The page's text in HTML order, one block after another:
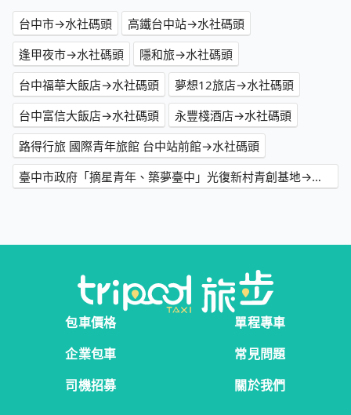
台中市→水社碼頭
高鐵台中站→水社碼頭
逢甲夜市→水社碼頭
隱和旅→水社碼頭
台中福華大飯店→水社碼頭
夢想12旅店→水社碼頭
台中富信大飯店→水社碼頭
永豐棧酒店→水社碼頭
路得行旅 國際青年旅館 台中站前館→水社碼頭
臺中市政府「摘星青年、築夢臺中」光復新村青創基地→水社碼頭
包車價格
單程專車
企業包車
常見問題
司機招募
關於我們